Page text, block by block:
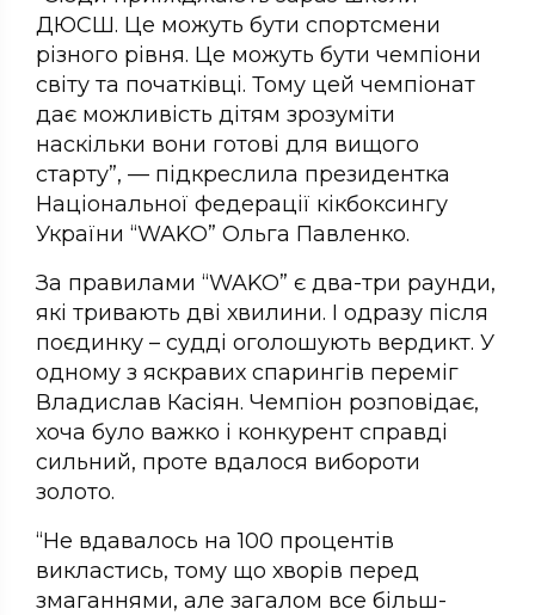
ДЮСШ. Це можуть бути спортсмени
різного рівня. Це можуть бути чемпіони
світу та початківці. Тому цей чемпіонат
дає можливість дітям зрозуміти
наскільки вони готові для вищого
старту”, — підкреслила президентка
Національної федерації кікбоксингу
України “WAKO” Ольга Павленко.
За правилами “WAKO” є два-три раунди,
які тривають дві хвилини. І одразу після
поєдинку – судді оголошують вердикт. У
одному з яскравих спарингів переміг
Владислав Касіян. Чемпіон розповідає,
хоча було важко і конкурент справді
сильний, проте вдалося вибороти
золото.
“Не вдавалось на 100 процентів
викластись, тому що хворів перед
змаганнями, але загалом все більш-